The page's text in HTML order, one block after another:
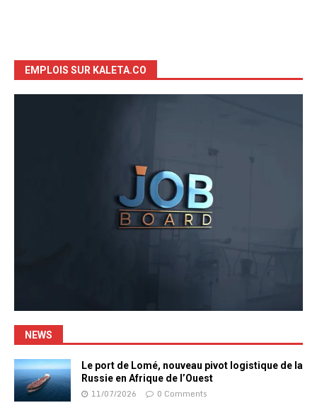
EMPLOIS SUR KALETA.CO
NEWS
Le port de Lomé, nouveau pivot logistique de la
Russie en Afrique de l’Ouest
11/07/2026 0 Comments